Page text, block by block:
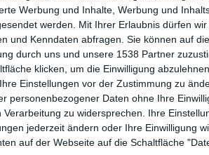
Werbung und Inhalte, Werbung und
werden.
Mit Ihrer Erlaubnis dürfen
und Kenndaten abfragen. Sie können auf
durch uns und unsere 1538 Partner
klicken, um die Einwilligung
Einstellungen vor der Zustimmung zu
personenbezogener Daten ohne Ihre
Verarbeitung zu widersprechen. Ihre
jederzeit ändern oder Ihre Einwilligung
auf der Webseite auf die Schaltfläche
Futter für Fans
15.2 Beta OS X 10.10.2